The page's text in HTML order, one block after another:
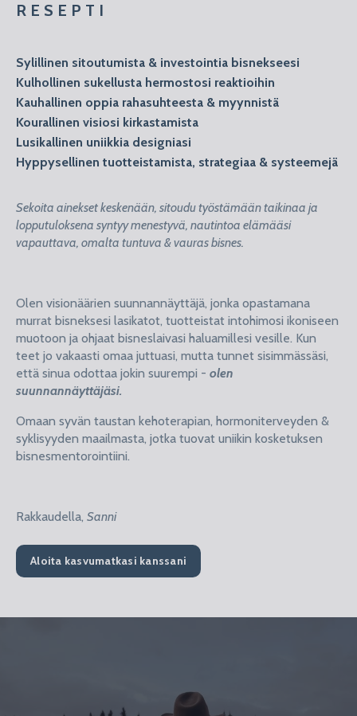
R E S E P T I
Sylillinen sitoutumista & investointia bisnekseesi
Kulhollinen sukellusta hermostosi reaktioihin
Kauhallinen oppia rahasuhteesta & myynnistä
Kourallinen visiosi kirkastamista
Lusikallinen uniikkia designiasi
Hyppysellinen tuotteistamista, strategiaa & systeemejä
Sekoita ainekset keskenään, sitoudu työstämään taikinaa ja
lopputuloksena syntyy menestyvä, nautintoa elämääsi
vapauttava, omalta tuntuva & vauras bisnes.
Olen visionäärien suunnannäyttäjä, jonka opastamana
murrat bisneksesi lasikatot, tuotteistat intohimosi ikoniseen
muotoon ja ohjaat bisneslaivasi haluamillesi vesille. Kun
teet jo vakaasti omaa juttuasi, mutta tunnet sisimmässäsi,
että sinua odottaa jokin suurempi - olen
suunnannäyttäjäsi.
Omaan syvän taustan kehoterapian, hormoniterveyden &
syklisyyden maailmasta, jotka tuovat uniikin kosketuksen
bisnesmentorointiini.
Rakkaudella, Sanni
Aloita kasvumatkasi kanssani